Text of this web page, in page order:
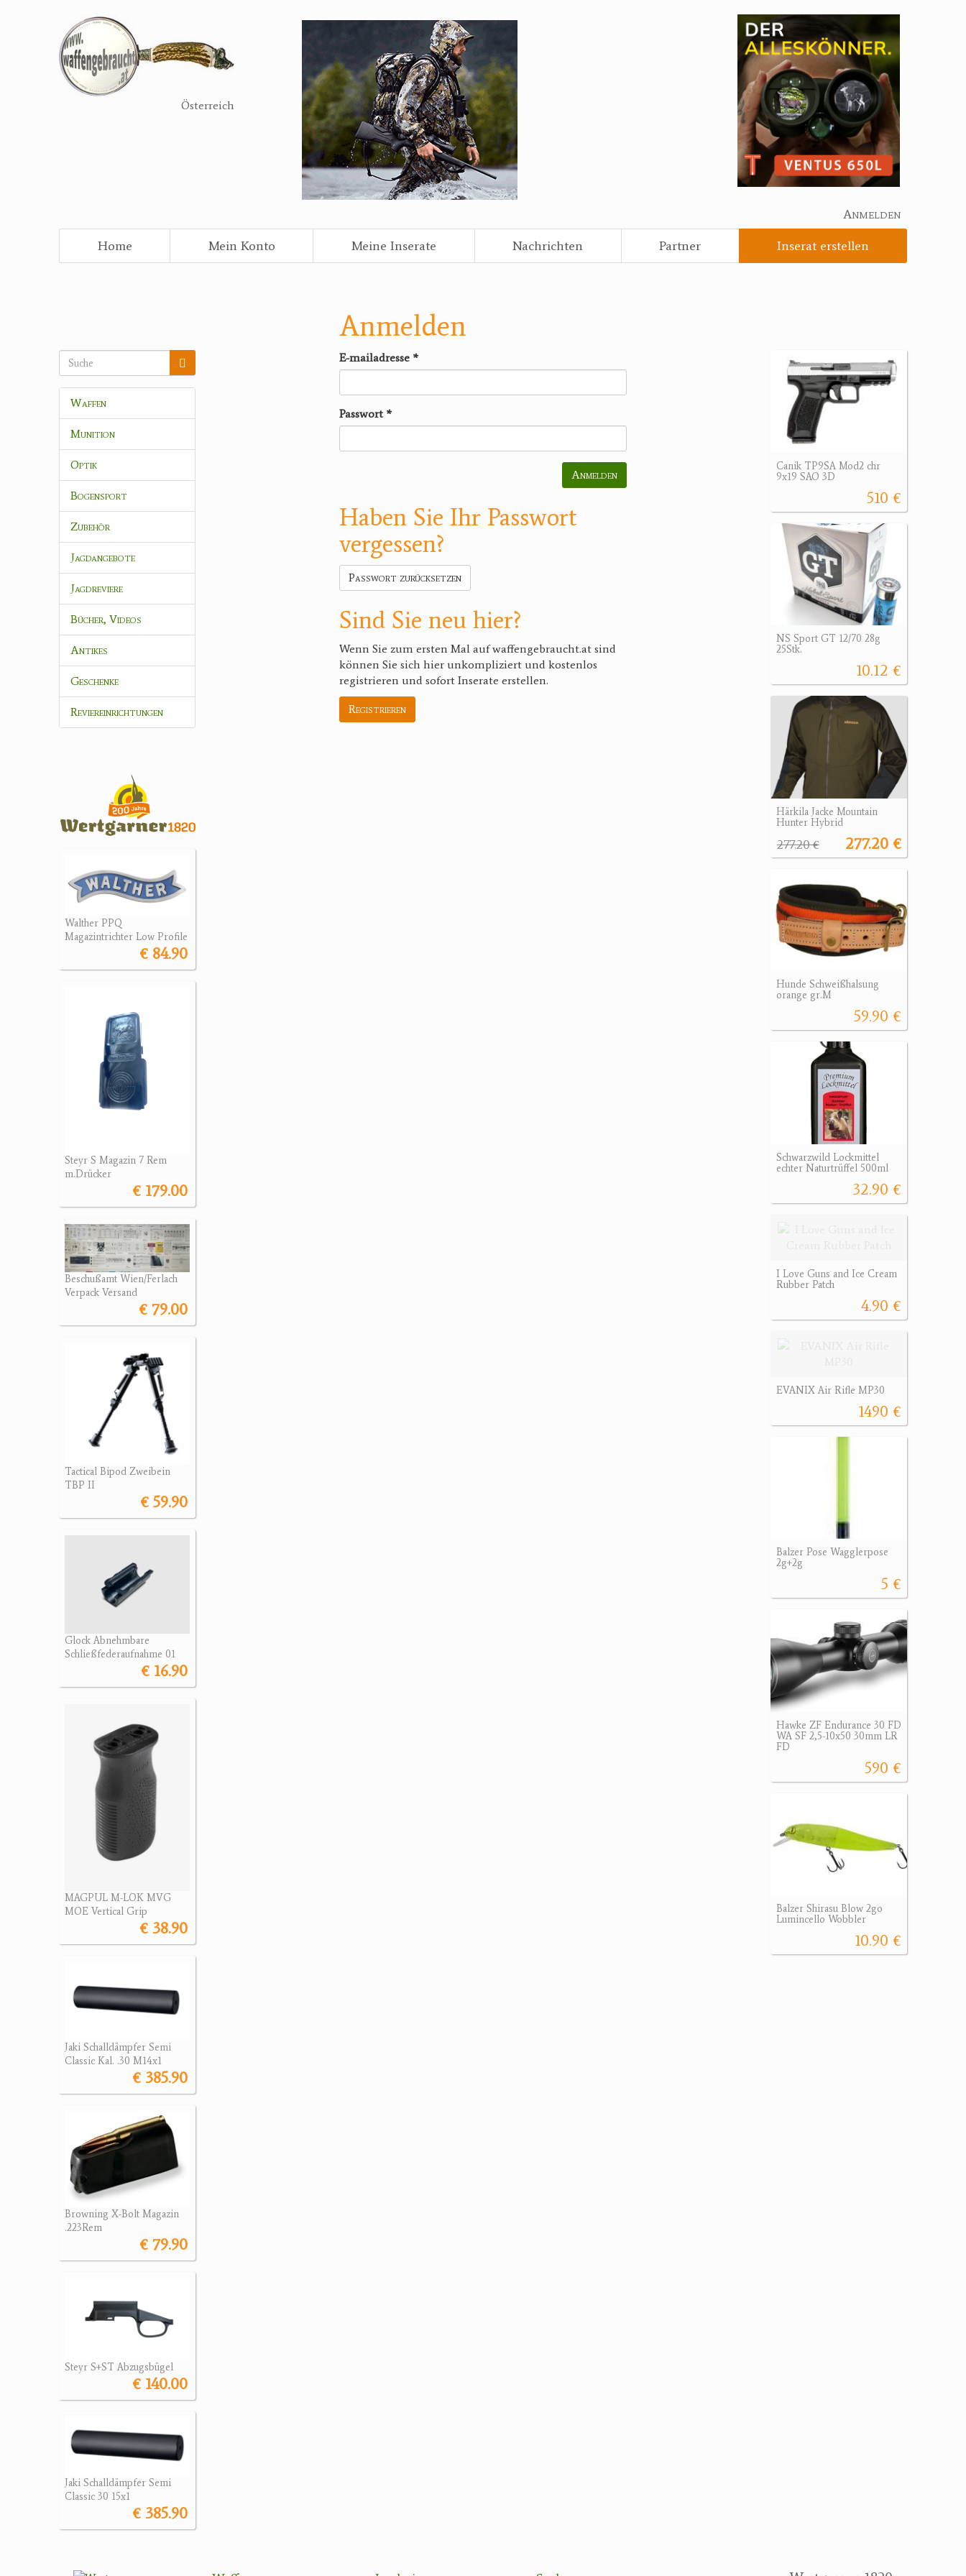
Österreich
Anmelden
Home
Mein Konto Meine Inserate Nachrichten Partner Inserat erstellen
Waffen
Munition
Optik
Bogensport
Zubehör
Jagdangebote
Jagdreviere
Bücher, Videos
Antikes
Geschenke
Reviereinrichtungen
Walther PPQ
Magazintrichter Low Profile
€ 84.90
Steyr S Magazin 7 Rem
m.Drücker
€ 179.00
Beschußamt Wien/Ferlach
Verpack Versand
€ 79.00
Tactical Bipod Zweibein
TBP II
€ 59.90
Glock Abnehmbare
Schließfederaufnahme 01
€ 16.90
MAGPUL M-LOK MVG
MOE Vertical Grip
€ 38.90
Jaki Schalldämpfer Semi
Classic Kal. .30 M14x1
€ 385.90
Browning X-Bolt Magazin
.223Rem
€ 79.90
Steyr S+ST Abzugsbügel
€ 140.00
Jaki Schalldämpfer Semi
Classic 30 15x1
€ 385.90
Anmelden
E-mailadresse *
Passwort *
Anmelden
Haben Sie Ihr Passwort
vergessen?
Passwort zurücksetzen
Sind Sie neu hier?
Wenn Sie zum ersten Mal auf waffengebraucht.at sind
können Sie sich hier unkompliziert und kostenlos
registrieren und sofort Inserate erstellen.
Registrieren
Canik TP9SA Mod2 chr
9x19 SAO 3D
510 €
NS Sport GT 12/70 28g
25Stk.
10.12 €
Härkila Jacke Mountain
Hunter Hybrid
277.20 €
277.20 €
Hunde Schweißhalsung
orange gr.M
59.90 €
Schwarzwild Lockmittel
echter Naturtrüffel 500ml
32.90 €
I Love Guns and Ice Cream
Rubber Patch
4.90 €
EVANIX Air Rifle MP30
1490 €
Balzer Pose Wagglerpose
2g+2g
5 €
Hawke ZF Endurance 30 FD
WA SF 2,5-10x50 30mm LR
FD
590 €
Balzer Shirasu Blow 2go
Lumincello Wobbler
10.90 €